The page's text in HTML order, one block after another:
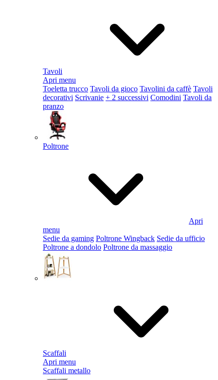
Tavoli
Apri menu
Toeletta trucco Tavoli da gioco Tavolini da caffè Tavoli
decorativi Scrivanie + 2 successivi Comodini Tavoli da
pranzo
Poltrone
Apri
menu
Sedie da gaming Poltrone Wingback Sedie da ufficio
Poltrone a dondolo Poltrone da massaggio
Scaffali
Apri menu
Scaffali metallo